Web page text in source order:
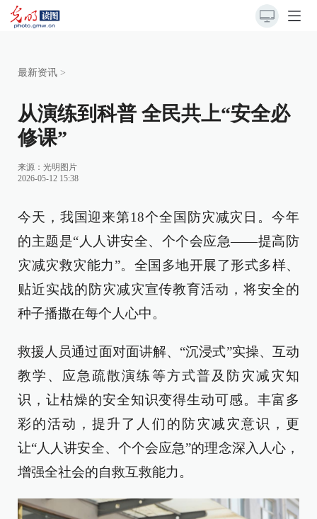
最新资讯 >
从演练到科普 全民共上“安全必
修课”
来源： 光明图片
2026-05-12 15:38
今天，我国迎来第18个全国防灾减灾日。今年
的主题是“人人讲安全、个个会应急——提高防
灾减灾救灾能力”。全国多地开展了形式多样、
贴近实战的防灾减灾宣传教育活动，将安全的
种子播撒在每个人心中。
救援人员通过面对面讲解、“沉浸式”实操、互动
教学、应急疏散演练等方式普及防灾减灾知
识，让枯燥的安全知识变得生动可感。丰富多
彩的活动，提升了人们的防灾减灾意识，更
让“人人讲安全、个个会应急”的理念深入人心，
增强全社会的自救互救能力。